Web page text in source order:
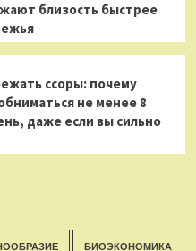
близость быстрее
ссоры: почему
не менее 8
даже если вы сильно
БИОЭКОНОМИКА